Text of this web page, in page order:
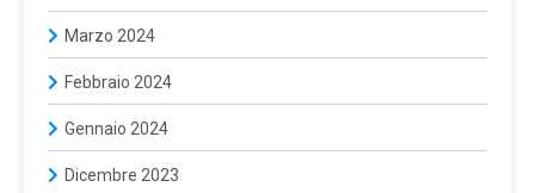
Marzo 2024
Febbraio 2024
Gennaio 2024
Dicembre 2023